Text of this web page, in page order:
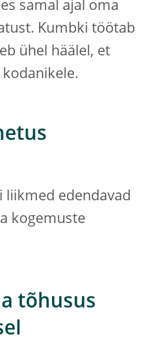
samal ajal oma
Kumbki töötab
ühel häälel, et
liikmed edendavad
kogemuste
tõhusus